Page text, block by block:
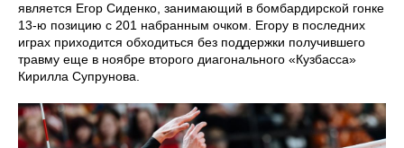
является Егор Сиденко, занимающий в бомбардирской гонке
13-ю позицию с 201 набранным очком. Егору в последних
играх приходится обходиться без поддержки получившего
травму еще в ноябре второго диагонального «Кузбасса»
Кирилла Супрунова.